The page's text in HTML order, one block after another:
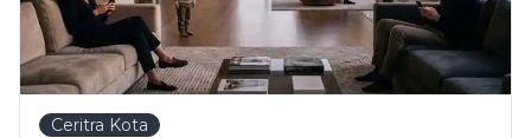
Ceritra Kota